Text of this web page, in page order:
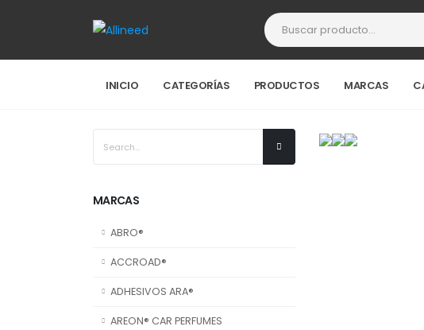
INICIO CATEGORÍAS PRODUCTOS MARCAS
MARCAS
ABRO®
ACCROAD®
ADHESIVOS ARA®
AREON® CAR PERFUMES